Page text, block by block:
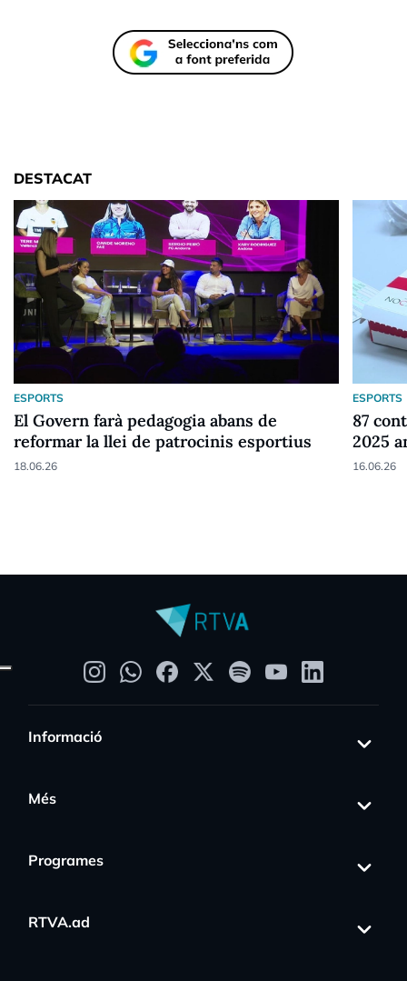
DESTACAT
ESPORTS
El Govern farà pedagogia abans de
reformar la llei de patrocinis esportius
18.06.26
ESPORTS
87
2025
16.06.26
Informació
Més
Programes
RTVA.ad